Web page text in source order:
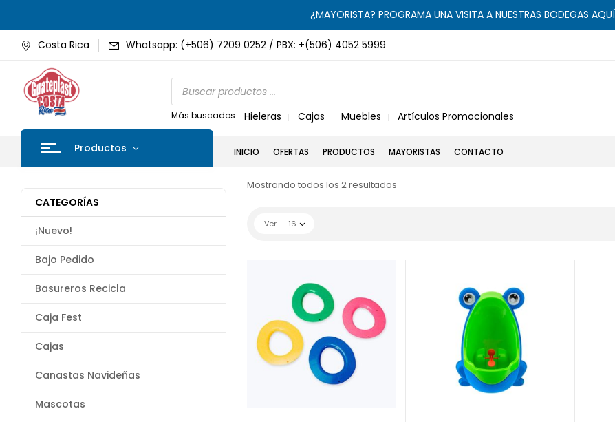
¿MAYORISTA? PROGRAMA UNA VISITA A NUESTRAS BODEGAS AQUÍ
Costa Rica Whatsapp: (+506) 7209 0252 / PBX: +(506) 4052 5999
Más buscados: Hieleras Cajas Muebles Artículos Promocionales
Productos INICIO OFERTAS PRODUCTOS MAYORISTAS CONTACTO
CATEGORÍAS
¡Nuevo!
Bajo Pedido
Basureros Recicla
Caja Fest
Cajas
Canastas Navideñas
Mascotas
Mostrando todos los 2 resultados
Ver 16